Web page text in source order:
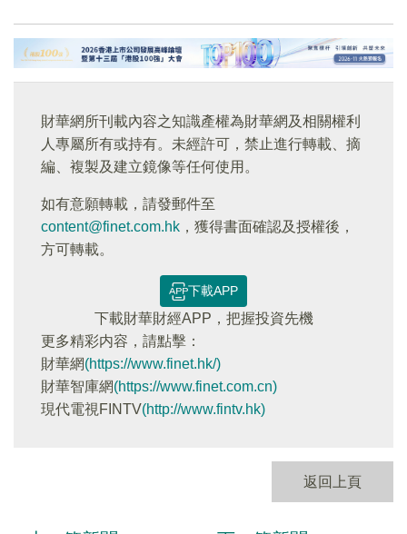
財華網所刊載內容之知識產權為財華網及相關權利
人專屬所有或持有。未經許可，禁止進行轉載、摘
編、複製及建立鏡像等任何使用。
如有意願轉載，請發郵件至
content@finet.com.hk ，獲得書面確認及授權後，
方可轉載。
下載APP
下載財華財經APP，把握投資先機
更多精彩内容，請點擊：
財華網(https://www.finet.hk/)
財華智庫網(https://www.finet.com.cn)
現代電視FINTV(http://www.fintv.hk)
返回上頁